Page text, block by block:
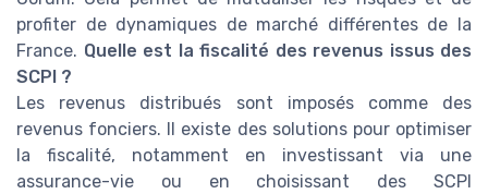
profiter de dynamiques de marché différentes de la
France. Quelle est la fiscalité des revenus issus des
SCPI ?
Les revenus distribués sont imposés comme des
revenus fonciers. Il existe des solutions pour optimiser
la fiscalité, notamment en investissant via une
assurance-vie ou en choisissant des SCPI